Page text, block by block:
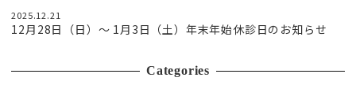
2025.12.21
12月28日（日）〜 1月3日（土）年末年始休診日のお知らせ
Categories